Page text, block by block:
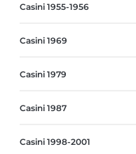
Casini 1955-1956
Casini 1969
Casini 1979
Casini 1987
Casini 1998-2001